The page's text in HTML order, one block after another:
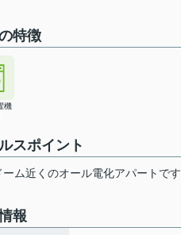
特徴
機
スポイント
ーム近くのオール電化アパートです
報